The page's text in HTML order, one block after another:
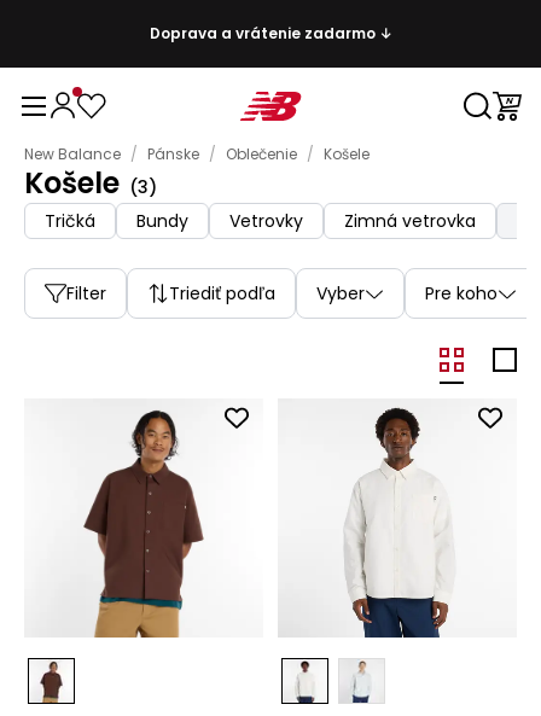
Doprava a vrátenie zadarmo ↓
New Balance / Pánske / Oblečenie / Košele
Košele (3)
Tričká
Bundy Vetrovky Zimná vetrovka
Filter Triediť podľa Vyber Pre koho